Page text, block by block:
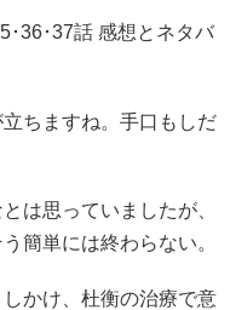
･36･37話 感想とネタバ
ちますね。手口もしだ
は思っていましたが、
簡単には終わらない。
かけ、杜衡の治療で意